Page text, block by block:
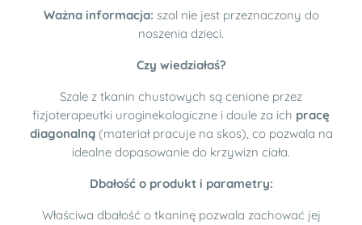
Ważna informacja: szal nie jest przeznaczony do
noszenia dzieci.
Czy wiedziałaś?
Szale z tkanin chustowych są cenione przez
fizjoterapeutki uroginekologiczne i doule za ich pracę
diagonalną(materiał pracuje na skos), co pozwala na
idealne dopasowanie do krzywizn ciała.
Dbałość o produkt i parametry:
Właściwa dbałość o tkaninę pozwala zachować jej